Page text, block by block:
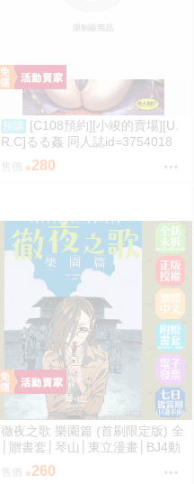
限制級商品
預購
[C108預約][小竣的賣場][U.
R.C]るる姦 同人誌id=3754018
售價 280
徹夜之歌 樂園篇 (首刷限定版) 全
│贈書套│琴山│東立漫畫│BJ4動
260